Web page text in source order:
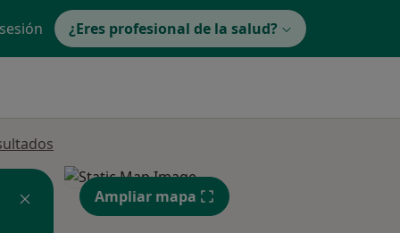
¿Eres profesional de la salud?
Ampliar mapa